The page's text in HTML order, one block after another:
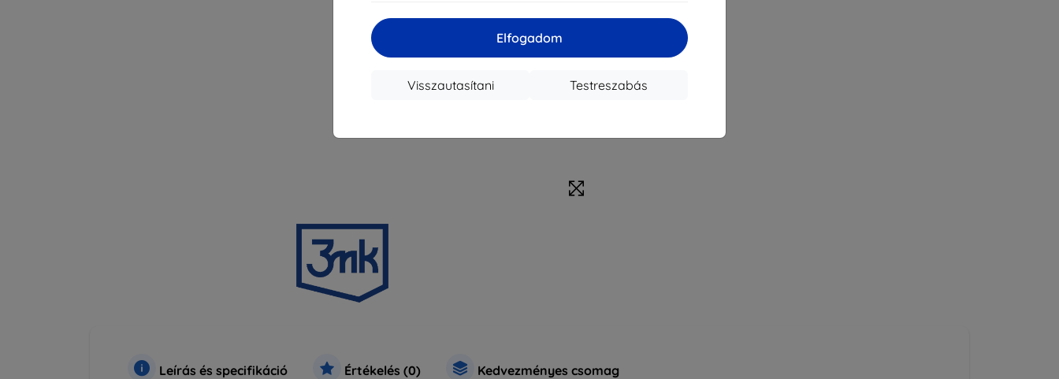
Elfogadom
Testreszabás
Visszautasítani
Leírás és specifikáció Értékelés (0) Kedvezményes csomag